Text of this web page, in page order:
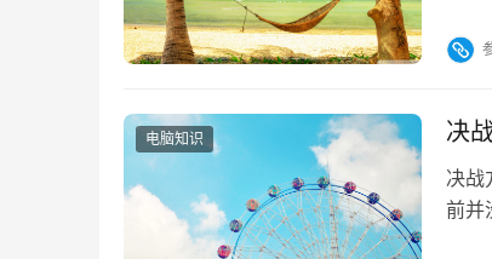
线
自
电脑知识 决
决战
前并